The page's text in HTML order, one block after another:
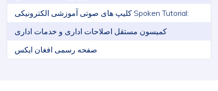
کلیپ های صوتی آموزشی الکترونیکی Spoken Tutorial:
کمیسون مستقل اصلاحات اداری و خدمات اداری
صفحه رسمی افغان ایکس